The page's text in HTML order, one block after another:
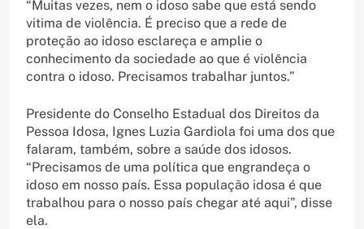
“Muitas vezes, nem o idoso sabe que está sendo
vitima de violência. É preciso que a rede de
proteção ao idoso esclareça e amplie o
conhecimento da sociedade ao que é violência
contra o idoso. Precisamos trabalhar juntos.”
Presidente do Conselho Estadual dos Direitos da
Pessoa Idosa, Ignes Luzia Gardiola foi uma dos que
falaram, também, sobre a saúde dos idosos.
“Precisamos de uma política que engrandeça o
idoso em nosso país. Essa população idosa é que
trabalhou para o nosso país chegar até aqui”, disse
ela.